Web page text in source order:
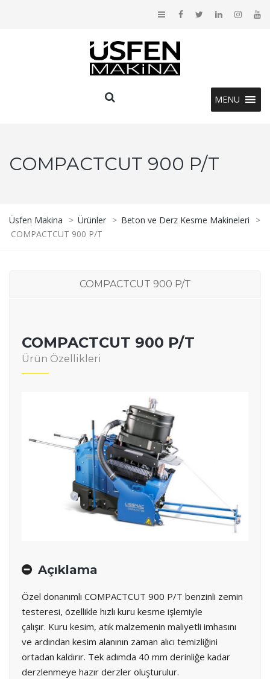
MENU
COMPACTCUT 900 P/T
Üsfen Makina > Ürünler > Beton ve Derz Kesme Makineleri
>
COMPACTCUT 900 P/T
COMPACTCUT 900 P/T
COMPACTCUT 900 P/T
Ürün Özellikleri
Açıklama
Özel donanımlı COMPACTCUT 900 P/T benzinli zemin
testeresi, özellikle hızlı kuru kesme işlemiyle
çalışır. Kuru kesim, atık malzemenin maliyetli imhasını
ve ardından kesim alanının zaman alıcı temizliğini
ortadan kaldırır. Tek adımda 40 mm derinliğe kadar
derzlenmeye hazır derzler oluşturulur.